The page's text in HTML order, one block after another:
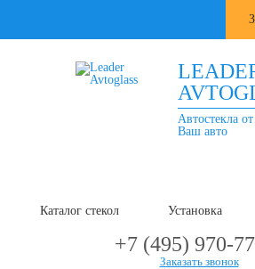
Автостекла
Ваш авто
Каталог стекол Установка
+7 (495) 970-
Заказать звонок